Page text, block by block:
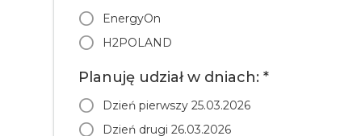
EnergyOn
H2POLAND
Planuję udział w dniach: *
Dzień pierwszy 25.03.2026
Dzień drugi 26.03.2026